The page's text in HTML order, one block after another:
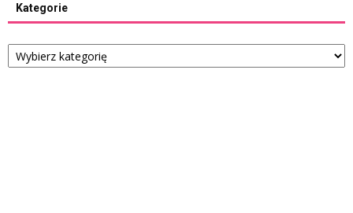
Kategorie
Kategorie